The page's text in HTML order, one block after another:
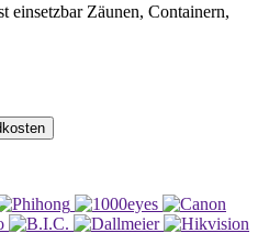
einsetzbar Zäunen, Containern,